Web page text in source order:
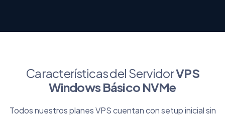
Características del ServidorVPS
Windows Básico NVMe
Todos nuestros planes VPS cuentan con setup inicial sin